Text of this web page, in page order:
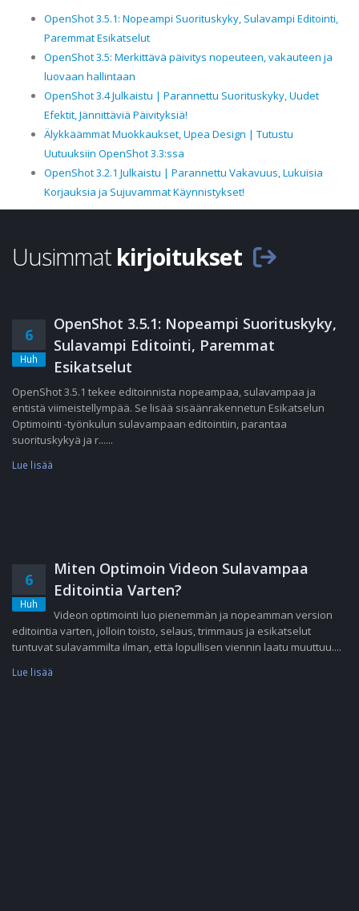
OpenShot 3.5.1: Nopeampi Suorituskyky, Sulavampi Editointi,
Paremmat Esikatselut
OpenShot 3.5: Merkittävä päivitys nopeuteen, vakauteen ja
luovaan hallintaan
OpenShot 3.4 Julkaistu | Parannettu Suorituskyky, Uudet
Efektit, Jännittäviä Päivityksiä!
Älykkäämmät Muokkaukset, Upea Design | Tutustu
Uutuuksiin OpenShot 3.3:ssa
OpenShot 3.2.1 Julkaistu | Parannettu Vakavuus, Lukuisia
Korjauksia ja Sujuvammat Käynnistykset!
Uusimmat kirjoitukset
6
Huh
OpenShot 3.5.1: Nopeampi Suorituskyky,
Sulavampi Editointi, Paremmat
Esikatselut
OpenShot 3.5.1 tekee editoinnista nopeampaa, sulavampaa ja
entistä viimeistellympää. Se lisää sisäänrakennetun Esikatselun
Optimointi -työnkulun sulavampaan editointiin, parantaa
suorituskykyä ja r......
Lue lisää
6
Huh
Miten Optimoin Videon Sulavampaa
Editointia Varten?
Videon optimointi luo pienemmän ja nopeamman version
editointia varten, jolloin toisto, selaus, trimmaus ja esikatselut
tuntuvat sulavammilta ilman, että lopullisen viennin laatu muuttuu....
Lue lisää